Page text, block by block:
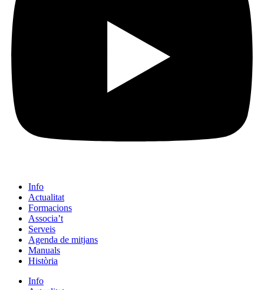
Info
Actualitat
Formacions
Associa’t
Serveis
Agenda de mitjans
Manuals
Història
Info